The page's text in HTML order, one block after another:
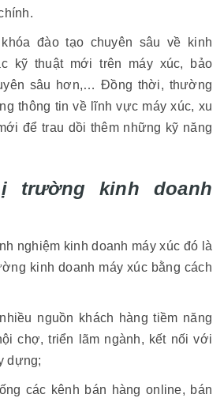
đào tạo chuyên sâu về kinh
kỹ thuật mới trên máy xúc, bảo
sâu hơn,… Đồng thời, thường
thông tin về lĩnh vực máy xúc, xu
để trau dồi thêm những kỹ năng
trường kinh doanh
nghiệm kinh doanh máy xúc đó là
kinh doanh máy xúc bằng cách
nguồn khách hàng tiềm năng
chợ, triển lãm ngành, kết nối với
dựng;
các kênh bán hàng online, bán